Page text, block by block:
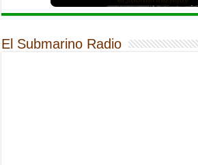
El Submarino Radio